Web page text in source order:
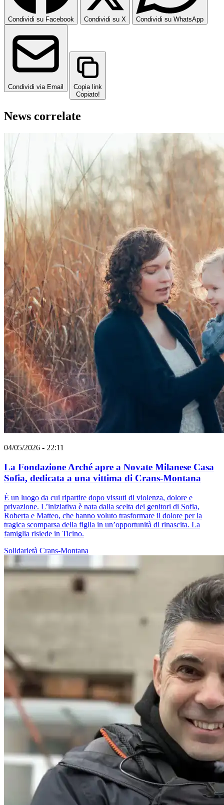
Condividi su Facebook Condividi su X Condividi su WhatsApp
Condividi via Email
Copia link
Copiato!
News correlate
04/05/2026 - 22:11
La Fondazione Arché apre a Novate Milanese Casa
Sofia, dedicata a una vittima di Crans-Montana
È un luogo da cui ripartire dopo vissuti di violenza, dolore e
privazione. L’iniziativa è nata dalla scelta dei genitori di Sofia,
Roberta e Matteo, che hanno voluto trasformare il dolore per la
tragica scomparsa della figlia in un’opportunità di rinascita. La
famiglia risiede in Ticino.
Solidarietà Crans-Montana